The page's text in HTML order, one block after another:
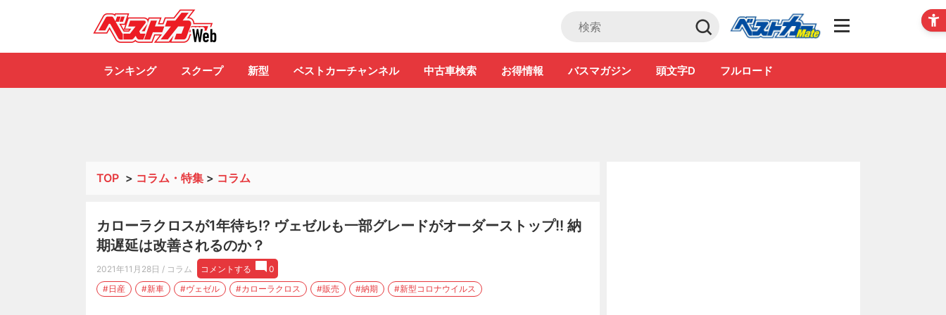
Club
ランキング スクープ 新型 ベストカーチャンネル 中古車検索 お得情報 バスマガジン 頭文字D フルロード
TOP > コラム・特集 > コラム
カローラクロスが1年待ち!? ヴェゼルも一部グレードがオーダーストップ!! 納
期遅延は改善されるのか？
2021年11月28日 / コラム コメントする
0
#日産
#新車 #ヴェゼル #カローラクロス #販売 #納期 #新型コロナウイルス